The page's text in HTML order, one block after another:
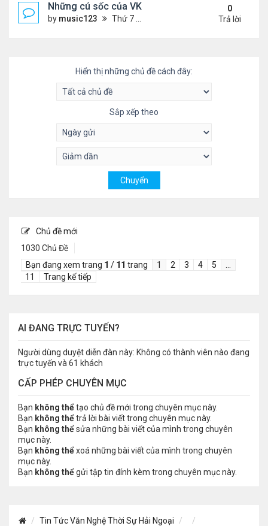
Những cú sốc của VK về nước làm việc
by music123 Thứ 7 Tháng 9 27, 2025 2:29 pm
0
Trả lời
Hiển thị những chủ đề cách đây:
Sắp xếp theo
Chủ đề mới
1030 Chủ Đề
Bạn đang xem trang 1 / 11 trang 1 2 3 4 5
11
Trang kế tiếp
AI ĐANG TRỰC TUYẾN?
Người dùng duyệt diễn đàn này: Không có thành viên nào đang
trực tuyến và 61 khách
CẤP PHÉP CHUYÊN MỤC
Bạn không thểtạo chủ đề mới trong chuyên mục này.
Bạn không thểtrả lời bài viết trong chuyên mục này.
Bạn không thểsửa những bài viết của mình trong chuyên
mục này.
Bạn không thểxoá những bài viết của mình trong chuyên
mục này.
Bạn không thểgửi tập tin đính kèm trong chuyên mục này.
Tin Tức Văn Nghệ Thời Sự Hải Ngoại